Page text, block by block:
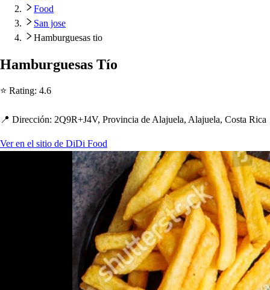
Food
San jose
Hamburguesas tio
Hamburguesas Tío
⭐ Rating: 4.6
📍 Dirección: 2Q9R+J4V, Provincia de Alajuela, Alajuela, Costa Rica
Ver en el sitio de DiDi Food